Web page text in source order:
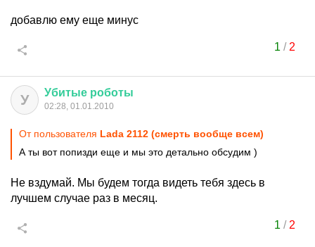
добавлю ему еще минус
1 / 2
У Убитые роботы
02:28, 01.01.2010
От пользователя Lada 2112 (смерть вообще всем)
А ты вот попизди еще и мы это детально обсудим )
Не вздумай. Мы будем тогда видеть тебя здесь в
лучшем случае раз в месяц.
1 / 2